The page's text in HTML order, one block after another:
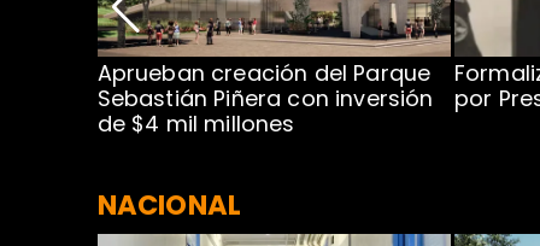
Aprueban creación del Parque
Sebastián Piñera con inversión
de $4 mil millones
por
NACIONAL